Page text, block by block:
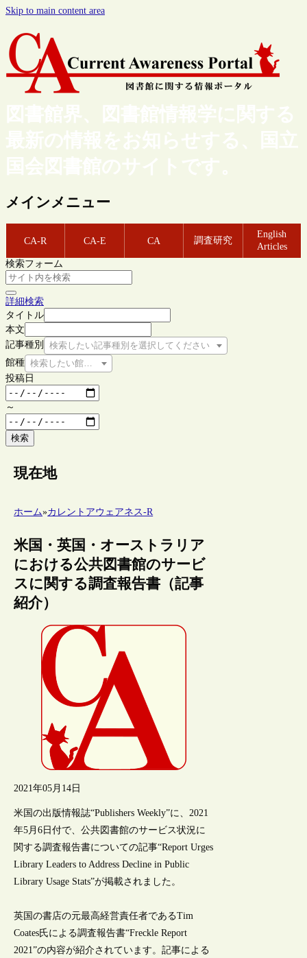
Skip to main content area
図書館界、図書館情報学に関する
最新の情報をお知らせする、国立
国会図書館のサイトです。
メインメニュー
CA-R CA-E CA 調査研究
English
Articles
検索フォーム
詳細検索
タイトル
本文
記事種別
検索したい記事種別を選択してください
館種 検索したい館種を選択してください
投稿日
～
検索
現在地
ホーム»カレントアウェアネス-R
米国・英国・オーストラリア
における公共図書館のサービ
スに関する調査報告書（記事
紹介）
2021年05月14日
米国の出版情報誌“Publishers Weekly”に、2021
年5月6日付で、公共図書館のサービス状況に
関する調査報告書についての記事“Report Urges
Library Leaders to Address Decline in Public
Library Usage Stats”が掲載されました。
英国の書店の元最高経営責任者であるTim
Coates氏による調査報告書“Freckle Report
2021”の内容が紹介されています。記事による